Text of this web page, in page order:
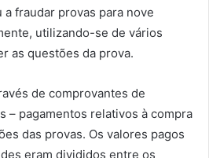
fraudar provas para nove
utilizando-se de vários
as questões da prova.
de comprovantes de
– pagamentos relativos à compra
das provas. Os valores pagos
eram divididos entre os